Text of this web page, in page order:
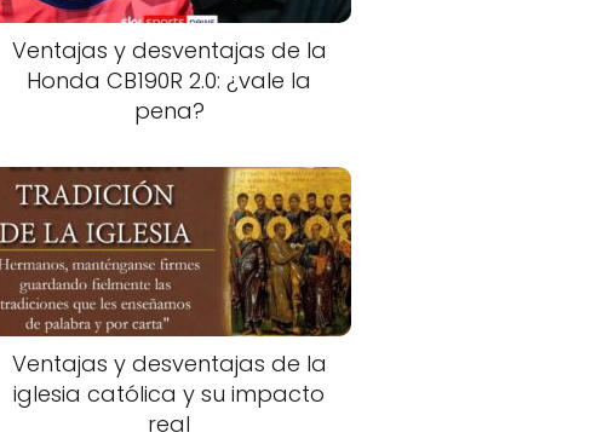
Ventajas y desventajas de la
Honda CB190R 2.0: ¿vale la
pena?
Ventajas y desventajas de la
iglesia católica y su impacto
real